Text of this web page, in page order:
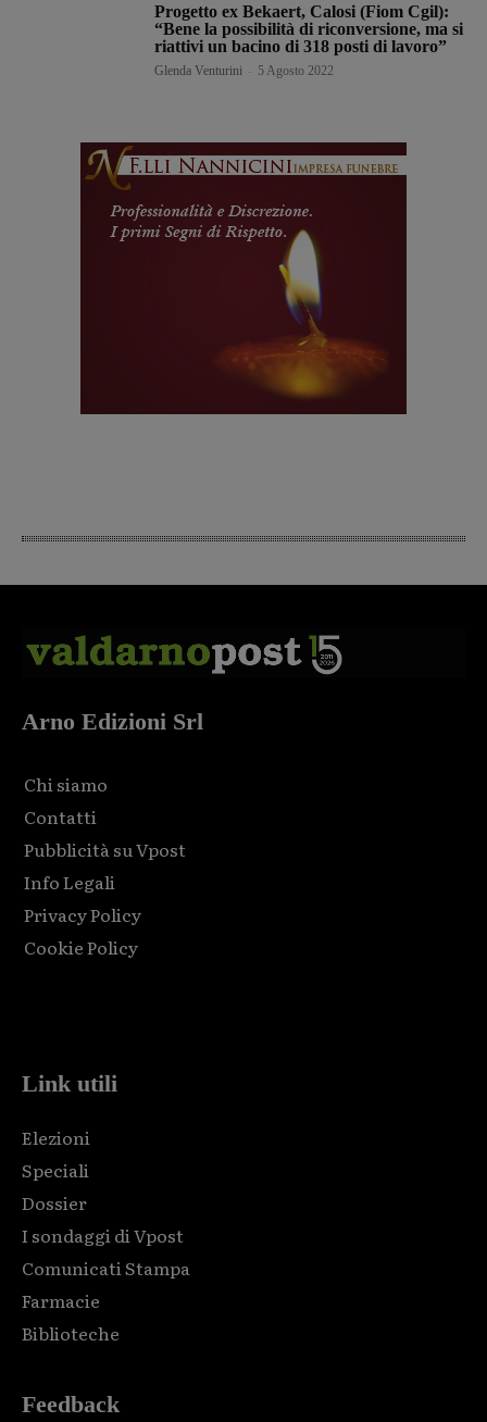
Progetto ex Bekaert, Calosi (Fiom Cgil):
“Bene la possibilità di riconversione, ma si
riattivi un bacino di 318 posti di lavoro”
Glenda Venturini 5 Agosto 2022
Arno Edizioni Srl
Chi siamo
Contatti
Pubblicità su Vpost
Info Legali
Privacy Policy
Cookie Policy
Link utili
Elezioni
Speciali
Dossier
I sondaggi di Vpost
Comunicati Stampa
Farmacie
Biblioteche
Feedback